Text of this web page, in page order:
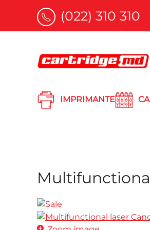
Skip to main content
(022) 310 310
IMPRIMANTE